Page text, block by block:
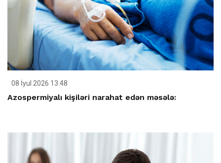
08 İyul 2026 13:48
Azospermiyalı kişiləri narahat edən məsələ: